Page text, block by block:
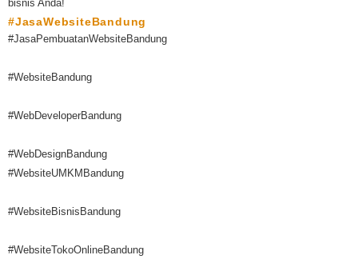
bisnis Anda!
#JasaWebsiteBandung
#JasaPembuatanWebsiteBandung
#WebsiteBandung
#WebDeveloperBandung
#WebDesignBandung
#WebsiteUMKMBandung
#WebsiteBisnisBandung
#WebsiteTokoOnlineBandung